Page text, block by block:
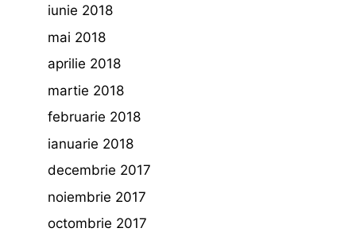
iunie 2018
mai 2018
aprilie 2018
martie 2018
februarie 2018
ianuarie 2018
decembrie 2017
noiembrie 2017
octombrie 2017